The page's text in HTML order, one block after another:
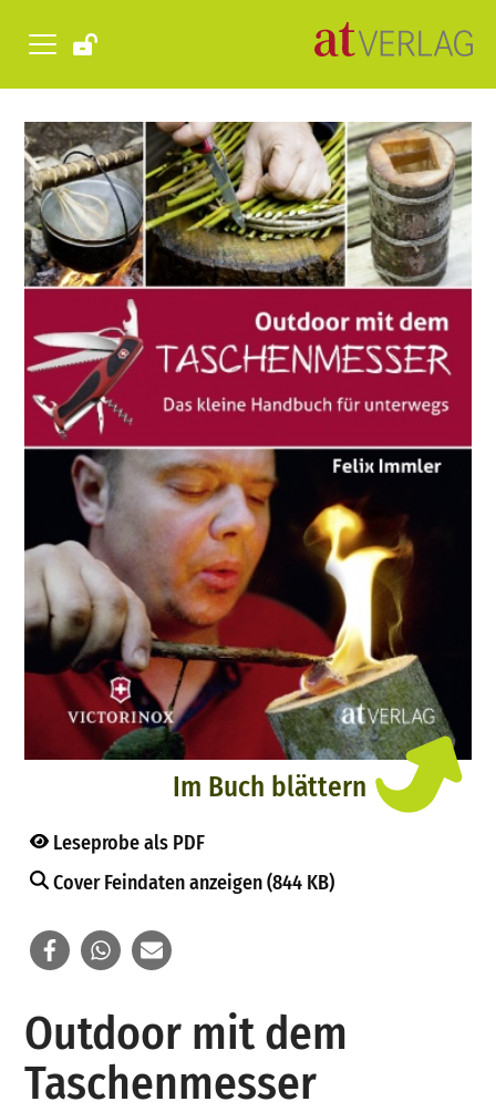
Im Buch blättern
Leseprobe als PDF
Cover Feindaten anzeigen (844 KB)
Outdoor mit dem
Taschenmesser